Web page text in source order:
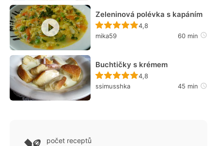
Zeleninová polévka s kapáním
Recept ještě nebyl
4,8
mika59
60 min
Buchtičky s krémem
Recept ještě nebyl
4,8
ssimusshka
45 min
počet receptů